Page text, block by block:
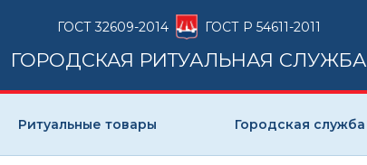
ГОСТ 32609-2014 ГОСТ Р 54611-2011
ГОРОДСКАЯ РИТУАЛЬНАЯ СЛУЖБА
Ритуальные товары Городская служба